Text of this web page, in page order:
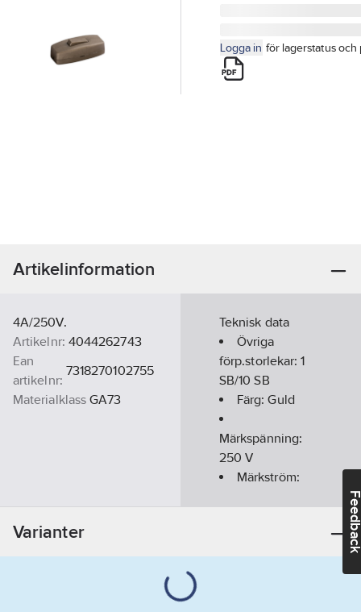
Logga in för lagerstatus och
Artikelinformation
4A/250V.
Artikelnr: 4044262743
Ean
artikelnr:
7318270102755
Materialklass GA73
Teknisk data
Övriga
förp.storlekar:1
SB/10 SB
Färg:Guld
Märkspänning:
250 V
Märkström:
Varianter